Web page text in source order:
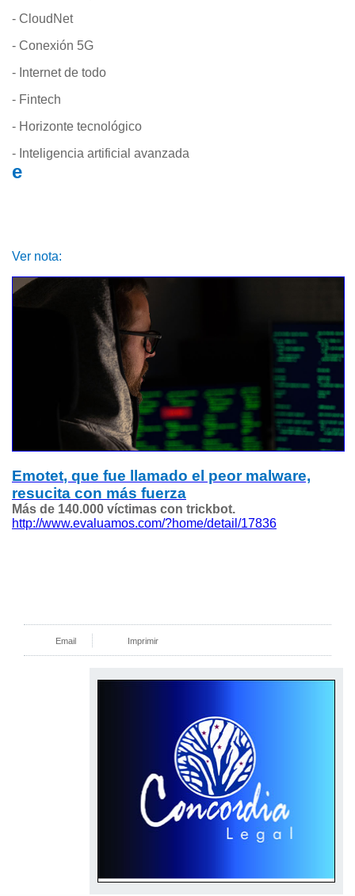
- CloudNet
- Conexión 5G
- Internet de todo
- Fintech
- Horizonte tecnológico
- Inteligencia artificial avanzada
e
Ver nota:
Emotet, que fue llamado el peor malware,
resucita con más fuerza
Más de 140.000 víctimas con trickbot.
http://www.evaluamos.com/?home/detail/17836
Email Imprimir